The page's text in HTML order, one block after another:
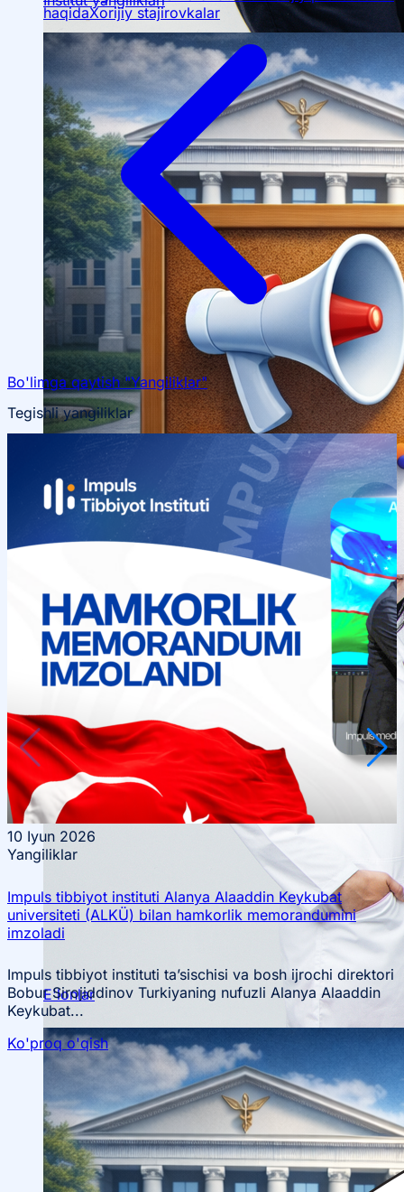
Ta’lim yoʻnalishlari haqida
Ilmiy konferensiyalar
Talabalar ilmiy jamiyati
Bakalavr
E'lonlar
haqidaXorijiy stajirovkalar
Bo'limga qaytish "Yangiliklar"
Tegishli yangiliklar
10 Iyun 2026
Yangiliklar
Impuls tibbiyot instituti Alanya Alaaddin Keykubat
universiteti (ALKÜ) bilan hamkorlik memorandumini
imzoladi
Impuls tibbiyot instituti ta’sischisi va bosh ijrochi direktori
Bobur Sirojiddinov Turkiyaning nufuzli Alanya Alaaddin
Keykubat...
Ko'proq o'qish